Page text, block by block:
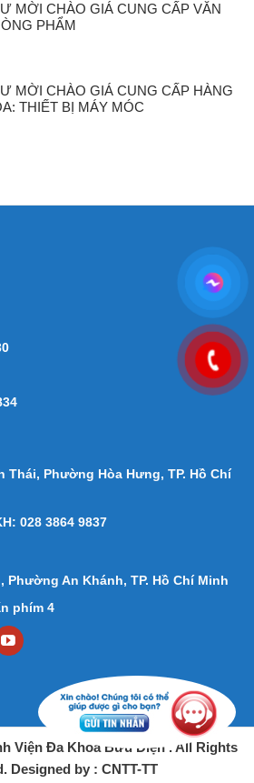
MỜI CHÀO GIÁ CUNG CẤP VĂN
PHẨM
MỜI CHÀO GIÁ CUNG CẤP HÀNG
THIẾT BỊ MÁY MÓC
Thái, Phường Hòa Hưng, TP. Hồ Chí
028 3864 9837
Phường An Khánh, TP. Hồ Chí Minh
phím 4
Viện Đa Khoa Bưu Điện . All Rights
Designed by : CNTT-TT